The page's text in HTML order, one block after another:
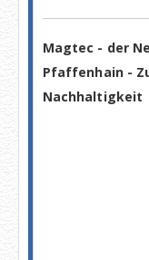
Magtec - der
Pfaffenhain -
Nachhaltigkeit